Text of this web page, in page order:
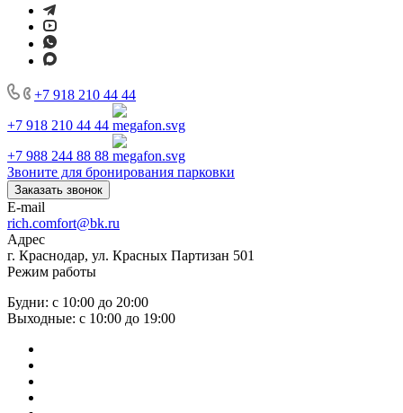
+7 918 210 44 44
+7 918 210 44 44
+7 988 244 88 88
Звоните для бронирования парковки
Заказать звонок
E-mail
rich.comfort@bk.ru
Адрес
г. Краснодар, ул. Красных Партизан 501
Режим работы
Будни: с 10:00 до 20:00
Выходные: с 10:00 до 19:00